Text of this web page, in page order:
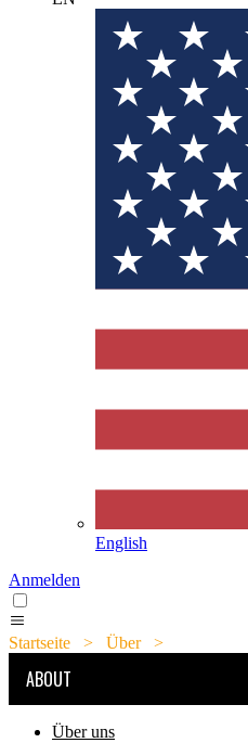
English
Anmelden
Startseite > Über >
ABOUT
Über uns